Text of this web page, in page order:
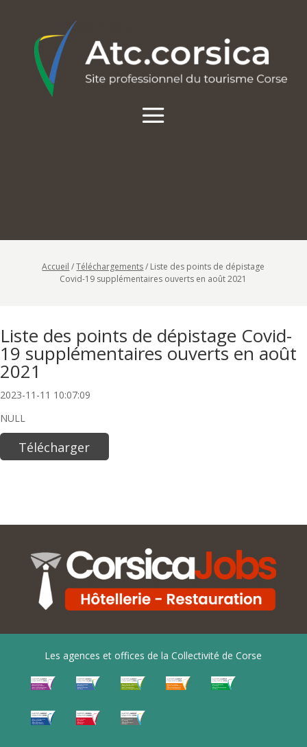
Accueil /Téléchargements/ Liste des points de dépistage
Covid-19 supplémentaires ouverts en août 2021
Liste des points de dépistage Covid-
19 supplémentaires ouverts en août
2021
2023-11-11 10:07:09
NULL
Télécharger
Les agences et offices de la Collectivité de Corse